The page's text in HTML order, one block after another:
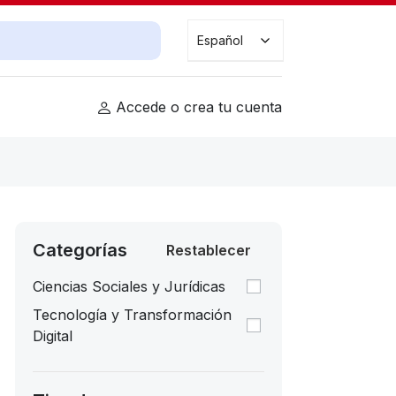
Buscar cursos
Español
Accede o crea tu cuenta
Categorías
Ciencias Sociales y Jurídicas
Tecnología y Transformación
Digital
Restablecer